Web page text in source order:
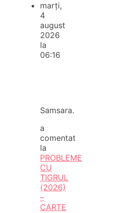
marți,
4
august
2026
la
06:16
Samsara.
a
comentat
la
PROBLEME
CU
TIGRUL
(2026)
–
CARTE